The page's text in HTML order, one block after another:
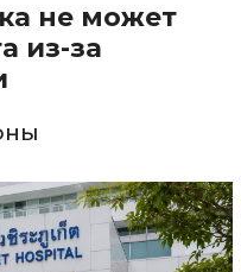
не может
из-за